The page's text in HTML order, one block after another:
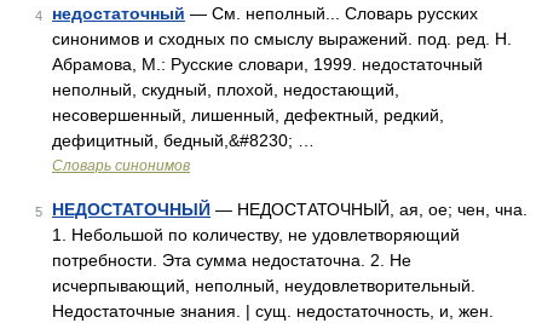
4 недостаточный — См. неполный... Словарь русских
синонимов и сходных по смыслу выражений. под. ред. Н.
Абрамова, М.: Русские словари, 1999. недостаточный
неполный, скудный, плохой, недостающий,
несовершенный, лишенный, дефектный, редкий,
дефицитный, бедный,&#8230; …
Словарь синонимов
5 НЕДОСТАТОЧНЫЙ — НЕДОСТАТОЧНЫЙ, ая, ое; чен, чна.
1. Небольшой по количеству, не удовлетворяющий
потребности. Эта сумма недостаточна. 2. Не
исчерпывающий, неполный, неудовлетворительный.
Недостаточные знания. | сущ. недостаточность, и, жен.